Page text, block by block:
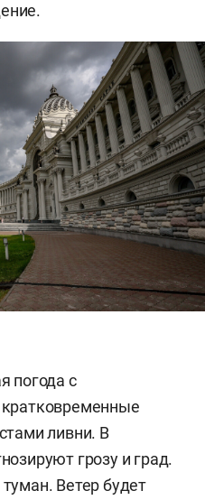
погода с
ливни. В
грозу и град.
Ветер будет